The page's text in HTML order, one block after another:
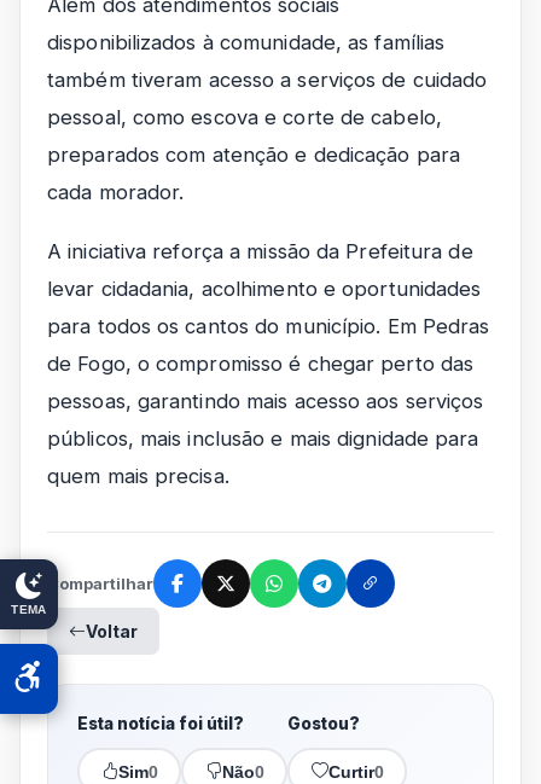
TEMA
Além dos atendimentos sociais
disponibilizados à comunidade, as famílias
também tiveram acesso a serviços de cuidado
pessoal, como escova e corte de cabelo,
preparados com atenção e dedicação para
cada morador.
A iniciativa reforça a missão da Prefeitura de
levar cidadania, acolhimento e oportunidades
para todos os cantos do município. Em Pedras
de Fogo, o compromisso é chegar perto das
pessoas, garantindo mais acesso aos serviços
públicos, mais inclusão e mais dignidade para
quem mais precisa.
Compartilhar
Voltar
Esta notícia foi útil?
Sim0 Não0
Gostou?
Curtir0